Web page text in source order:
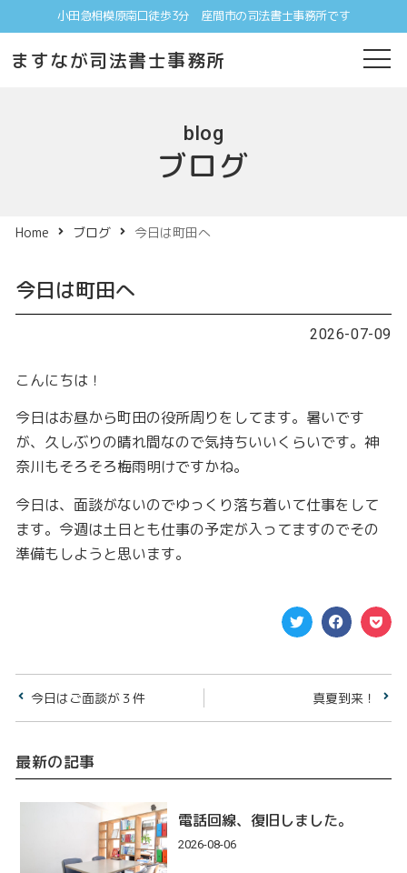
小田急相模原南口徒歩3分 座間市の司法書士事務所です
ますなが司法書士事務所
blog
ブログ
Home ブログ 今日は町田へ
今日は町田へ
2026-07-09
こんにちは！
今日はお昼から町田の役所周りをしてます。暑いです
が、久しぶりの晴れ間なので気持ちいいくらいです。神
奈川もそろそろ梅雨明けですかね。
今日は、面談がないのでゆっくり落ち着いて仕事をして
ます。今週は土日とも仕事の予定が入ってますのでその
準備もしようと思います。
今日はご面談が３件 真夏到来！
最新の記事
電話回線、復旧しました。
2026-08-06